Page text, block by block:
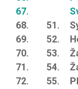
67.
68.
69.
70.
71.
72.
51.
52.
53.
54.
55.